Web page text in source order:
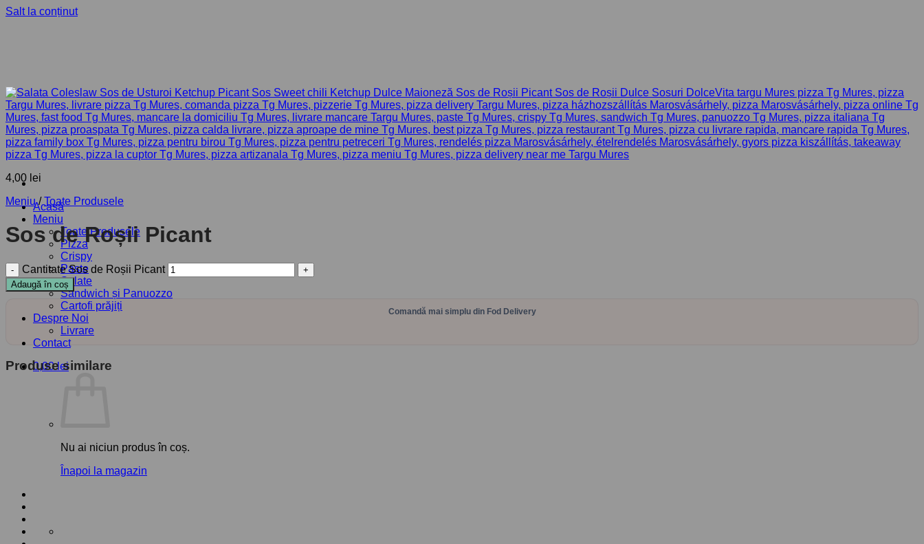
Salt la conținut
Acasă
Meniu
Toate Produsele
Pizza
Crispy
Paste
Salate
Sandwich și Panuozzo
Cartofi prăjiți
Despre Noi
Livrare
Contact
0,00lei
Nu ai niciun produs în coș.
Înapoi la magazin
4,00 lei
Meniu / Toate Produsele
Sos de Roșii Picant
Cantitate Sos de Roșii Picant
Adaugă în coș
Comandă mai simplu din Fod Delivery
Produse similare